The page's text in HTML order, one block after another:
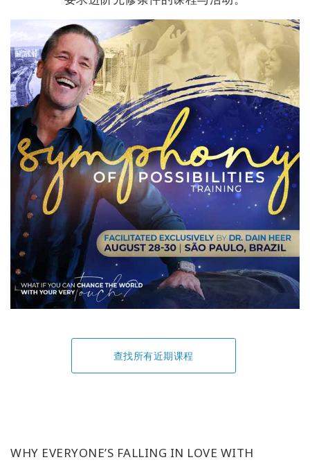
查找所有近期课程
WHY EVERYONE’S FALLING IN LOVE WITH